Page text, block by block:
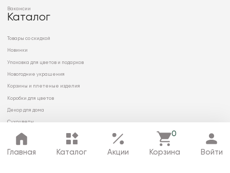
Главная Каталог Акции
0
Корзина Войти
Вакансии
Каталог
Товары со скидкой
Новинки
Упаковка для цветов и подарков
Новогодние украшения
Корзины и плетеные изделия
Коробки для цветов
Декор для дома
Сухоцветы
© 2026 ООО «МИРРЭЙ»